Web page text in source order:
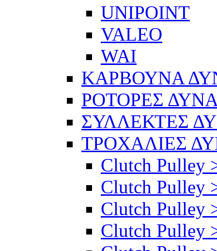
UNIPOINT
VALEO
WAI
ΚΑΡΒΟΥΝΑ
ΡΟΤΟΡΕΣ
ΣΥΛΛΕΚΤΕΣ
ΤΡΟΧΑΛΙΕΣ
Clutch Pulley
Clutch Pulley
Clutch Pulley
Clutch Pulley